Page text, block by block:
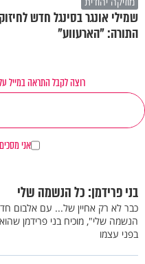
שמילי אונגר בסינגל חדש
התורה: "הארעווע"
רוצה לקבל התראה במייל
אני מסכים
בני פרידמן: כל הנשמה שלי
כבר לא רק אחיין של... עם אלבום
הנשמה שלי", מוכיח בני פרידמן
בפני עצמו